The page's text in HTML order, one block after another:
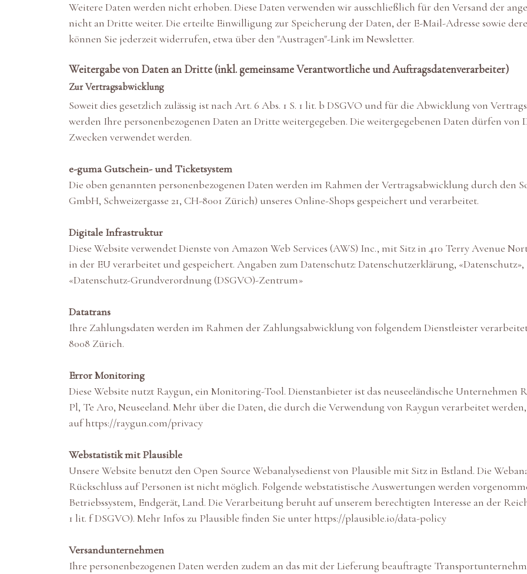
Weitere Daten werden nicht erhoben. Diese Daten verwenden wir ausschließlich für den Versand der
nicht an Dritte weiter. Die erteilte Einwilligung zur Speicherung der Daten, der E-Mail-Adresse sowie
können Sie jederzeit widerrufen, etwa über den "Austragen"-Link im Newsletter.
Weitergabe von Daten an Dritte (inkl. gemeinsame Verantwortliche und Auftragsdatenverarbeiter)
Zur Vertragsabwicklung
Soweit dies gesetzlich zulässig ist nach Art. 6 Abs. 1 S. 1 lit. b DSGVO und für die Abwicklung von
werden Ihre personenbezogenen Daten an Dritte weitergegeben. Die weitergegebenen Daten dürfen von
Zwecken verwendet werden.
e-guma Gutschein- und Ticketsystem
Die oben genannten personenbezogenen Daten werden im Rahmen der Vertragsabwicklung durch den
GmbH, Schweizergasse 21, CH-8001 Zürich) unseres Online-Shops gespeichert und verarbeitet.
Digitale Infrastruktur
Diese Website verwendet Dienste von Amazon Web Services (AWS) Inc., mit Sitz in 410 Terry Avenue
in der EU verarbeitet und gespeichert. Angaben zum Datenschutz: Datenschutzerklärung, «Datenschutz»,
«Datenschutz-Grundverordnung (DSGVO)-Zentrum»
Datatrans
Ihre Zahlungsdaten werden im Rahmen der Zahlungsabwicklung von folgendem Dienstleister
8008 Zürich.
Error Monitoring
Diese Website nutzt Raygun, ein Monitoring-Tool. Dienstanbieter ist das neuseeländische Unternehmen
Pl, Te Aro, Neuseeland. Mehr über die Daten, die durch die Verwendung von Raygun verarbeitet
aufhttps://raygun.com/privacy
Webstatistik mit Plausible
Unsere Website benutzt den Open Source Webanalysedienst von Plausible mit Sitz in Estland. Die
Rückschluss auf Personen ist nicht möglich. Folgende webstatistische Auswertungen werden
Betriebssystem, Endgerät, Land. Die Verarbeitung beruht auf unserem berechtigten Interesse an der
1 lit. f DSGVO). Mehr Infos zu Plausible finden Sie unter https://plausible.io/data-policy
Versandunternehmen
Ihre personenbezogenen Daten werden zudem an das mit der Lieferung beauftragte